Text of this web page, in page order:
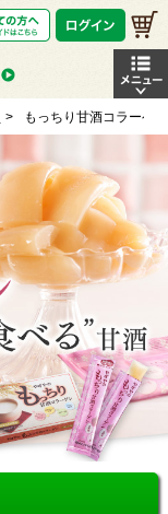
もっちり甘酒コラーゲン